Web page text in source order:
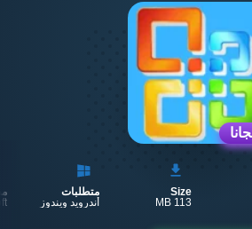
Size
113 MB
متطلبات
أندرويد ويندوز